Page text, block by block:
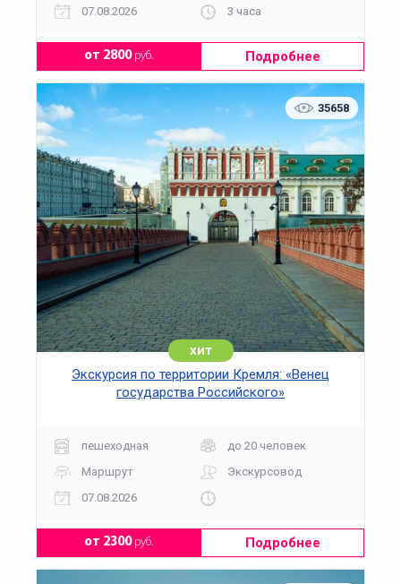
07.08.2026
3 часа
от 2800руб. Подробнее
35658
хит
Экскурсия по территории Кремля: «Венец
государства Российского»
пешеходная
до 20 человек
Маршрут
Экскурсовод
07.08.2026
от 2300руб. Подробнее